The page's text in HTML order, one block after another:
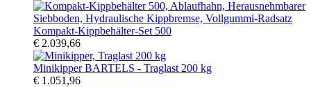
Kompakt-Kippbehälter-Set 500
€ 2.039,66
Minikipper BARTELS - Traglast 200 kg
€ 1.051,96